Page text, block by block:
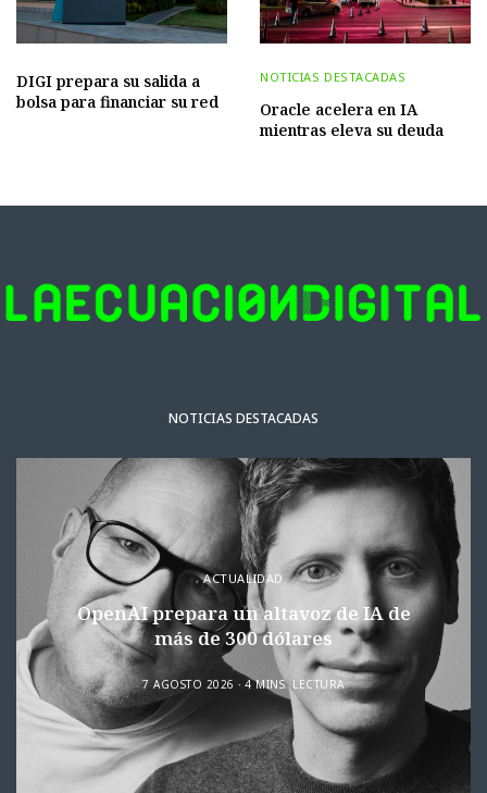
DIGI prepara su salida a
bolsa para financiar su red
NOTICIAS DESTACADAS
Oracle acelera en IA
mientras eleva su deuda
NOTICIAS DESTACADAS
ACTUALIDAD
OpenAI prepara un altavoz de IA de
más de 300 dólares
7 AGOSTO 2026 4 MINS. LECTURA